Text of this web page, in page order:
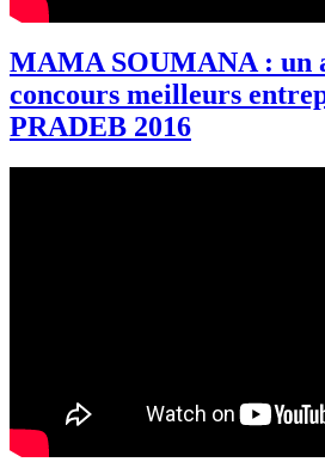
MAMA SOUMANA : un
concours meilleurs
PRADEB 2016